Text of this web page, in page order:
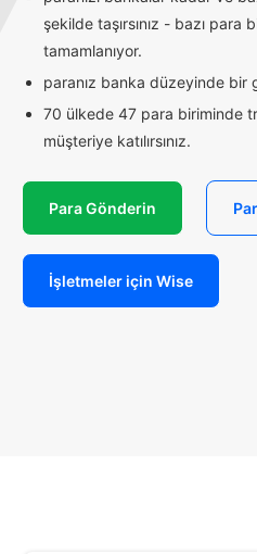
şekilde taşırsınız - bazı
tamamlanıyor.
paranız banka düzeyinde bir
70 ülkede 47 para biriminde
müşteriye katılırsınız.
Para Gönderin
İşletmeler için Wise